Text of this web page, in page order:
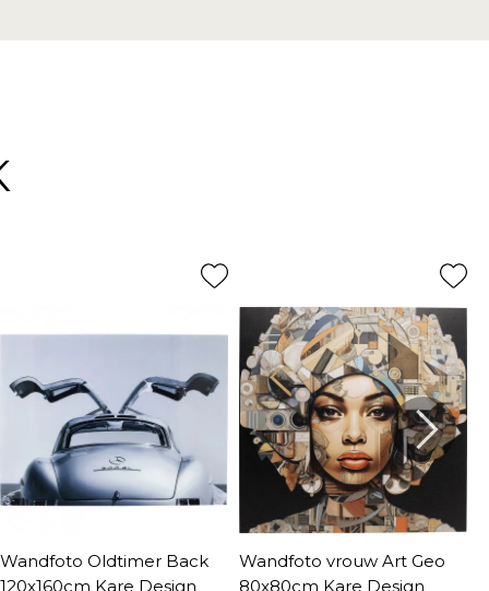
Wandfoto Oldtimer Back
120x160cm Kare Design
Wandfoto vrouw Art Geo
80x80cm Kare Design